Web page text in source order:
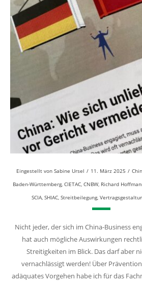
Eingestellt von Sabine Ursel / 11. März 2025 /
Baden-Württemberg, CIETAC CNBW Richard
SCIA SHIAC Streitbeilegung,
Nicht jeder, der sich im China-Business
hat auch mögliche Auswirkungen
Streitigkeiten im Blick. Das darf aber
vernachlässigt werden! Über
adäquates Vorgehen habe ich für das